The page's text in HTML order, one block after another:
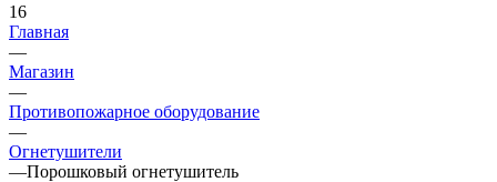
16
Главная
—
Магазин
—
Противопожарное оборудование
—
Огнетушители
—Порошковый огнетушитель